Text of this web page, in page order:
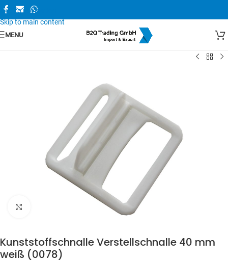
Skip to navigation
Skip to main content
MENU
Zum Vergrößern anklicken
Kunststoffschnalle Verstellschnalle 40 mm
weiß (0078)